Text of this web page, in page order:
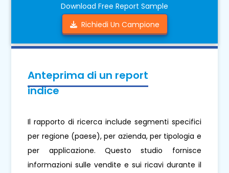
Download Free Report Sample
Richiedi Un Campione
Anteprima di un report
indice
Il rapporto di ricerca include segmenti specifici
per regione (paese), per azienda, per tipologia e
per applicazione. Questo studio fornisce
informazioni sulle vendite e sui ricavi durante il